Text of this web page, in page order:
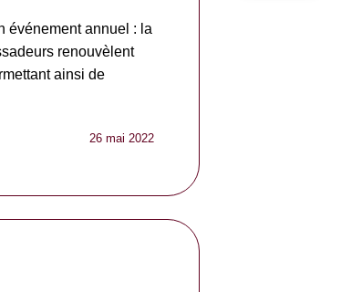
événement annuel : la
renouvèlent
ainsi de
26 mai 2022